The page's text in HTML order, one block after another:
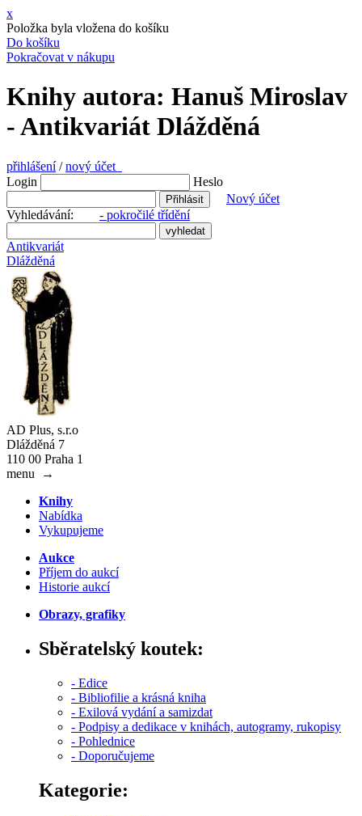
x
Položka byla vložena do košíku
Do košíku
Pokračovat v nákupu
Knihy autora: Hanuš Miroslav
- Antikvariát Dlážděná
přihlášení/nový účet
Login
Heslo
Nový účet
Vyhledávání: - pokročilé třídění
Antikvariát
Dlážděná
AD Plus, s.r.o
Dlážděná 7
110 00 Praha 1
menu
→
Knihy
Nabídka
Vykupujeme
Aukce
Příjem do aukcí
Historie aukcí
Obrazy, grafiky
Sběratelský koutek:
- Edice
- Bibliofilie a krásná kniha
- Exilová vydání a samizdat
- Podpisy a dedikace v knihách, autogramy, rukopisy
- Pohlednice
- Doporučujeme
Kategorie: